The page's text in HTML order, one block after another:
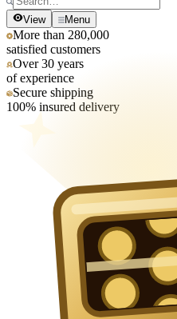
View Menu
More than 280,000
satisfied customers
Over 30 years
of experience
Secure shipping
100% insured delivery